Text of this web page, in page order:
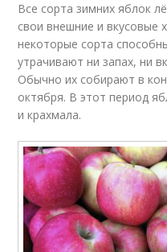
Все сорта зимних яблок
свои внешние и вкусовые
некоторые сорта
утрачивают ни запах, ни
Обычно их собирают в
октября. В этот период
и крахмала.